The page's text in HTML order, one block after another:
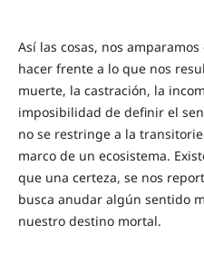
Así las cosas, nos
hacer frente a lo que nos
muerte, la castración, la
imposibilidad de definir el
no se restringe a la
marco de un ecosistema.
que una certeza, se nos
busca anudar algún sentido
nuestro destino mortal.